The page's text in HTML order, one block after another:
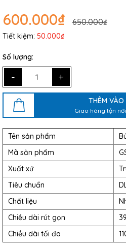
600.000₫ 650.000₫
Tiết kiệm: 50.000₫
Số lượng:
- +
THÊM VÀO
Giao hàng tận
Tên sản phẩm
Mã sản phẩm
Xuất xứ
Tiêu chuẩn
Chất liệu
Chiều dài rút gọn
Chiều dài tối đa